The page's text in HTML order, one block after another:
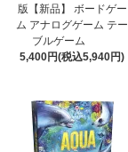
版【新品】 ボードゲー
ム アナログゲーム テー
ブルゲーム
5,400円(税込5,940円)